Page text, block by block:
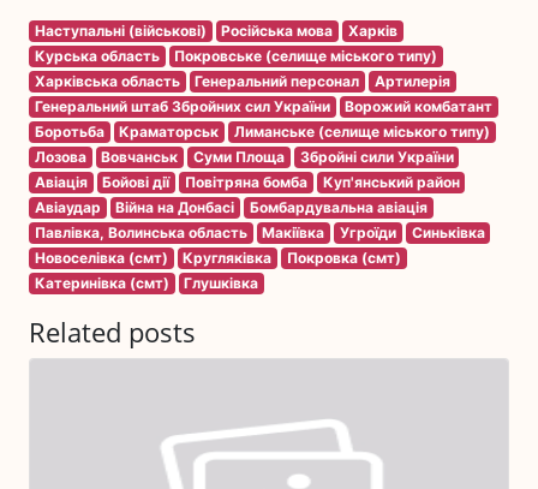
Наступальні (військові) Російська мова
Харків
Курська область
Покровське (селище міського типу)
Харківська область
Генеральний персонал
Артилерія
Генеральний штаб Збройних сил України
Ворожий комбатант
Боротьба
Краматорськ
Лиманське (селище міського типу)
Лозова
Вовчанськ Суми Площа
Збройні сили України
Авіація
Бойові дії Повітряна бомба
Куп'янський район
Авіаудар
Війна на Донбасі
Бомбардувальна авіація
Павлівка, Волинська область
Макіївка Угроїди
Синьківка
Новоселівка (смт)
Кругляківка
Покровка (смт)
Катеринівка (смт)
Глушківка
Related posts